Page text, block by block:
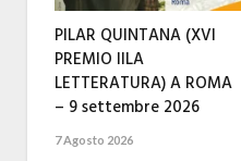
PILAR QUINTANA (XVI
PREMIO IILA
LETTERATURA) A ROMA
– 9 settembre 2026
7 Agosto 2026